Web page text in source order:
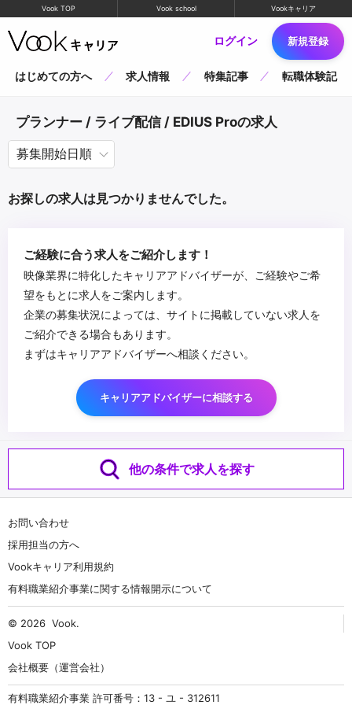
Vook TOP Vook school Vookキャリア
ログイン 新規登録
はじめての方へ 求人情報 特集記事 転職体験記
プランナー / ライブ配信 / EDIUS Proの求人
お探しの求人は見つかりませんでした。
ご経験に合う求人をご紹介します！
映像業界に特化したキャリアアドバイザーが、ご経験やご希
望をもとに求人をご案内します。
企業の募集状況によっては、サイトに掲載していない求人を
ご紹介できる場合もあります。
まずはキャリアアドバイザーへ相談ください。
キャリアアドバイザーに相談する
他の条件で求人を探す
お問い合わせ
採用担当の方へ
Vookキャリア利用規約
有料職業紹介事業に関する情報開示について
© 2026 Vook.
Vook TOP
会社概要（運営会社）
有料職業紹介事業 許可番号：13 - ユ - 312611